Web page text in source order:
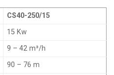
CS40-250/15
15 Kw
9 – 42 m³/h
90 – 76 m